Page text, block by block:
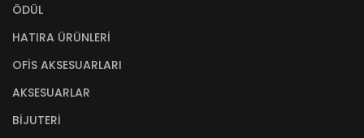
ÖDÜL
HATIRA ÜRÜNLERİ
OFİS AKSESUARLARI
AKSESUARLAR
BİJUTERİ